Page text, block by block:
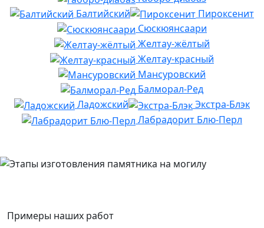
Балтийский
Пироксенит
Сюскюянсаари
Желтау-жёлтый
Желтау-красный
Мансуровский
Балморал-Ред
Ладожский
Экстра-Блэк
Лабрадорит Блю-Перл
Примеры наших работ